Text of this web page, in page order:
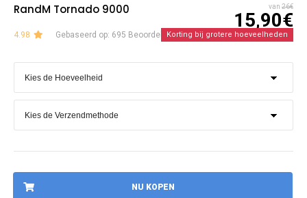
RandM Tornado 9000 van 26€
15,90€
4.98 Gebaseerd op: 695 BeoordelingenKorting bij grotere hoeveelheden
NU KOPEN